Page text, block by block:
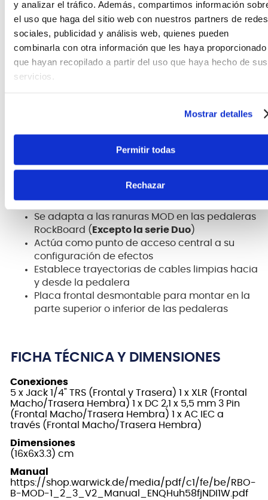
y analizar el tráfico. Además, compartimos información
el uso que haga del sitio web con nuestros partners de redes
sociales, publicidad y análisis web, quienes pueden
combinarla con otra información que les haya proporcionado
que hayan recopilado a partir del uso que haya hecho de sus
servicios.
Mostrar detalles
Permitir todas
Rechazar
RockBoard® MOD 1 V2
es una caja de paso a
de efectos de su amplificador, o como un punto de
conexiones TRS thru. La conexión XLR Thru se puede
utilizar como salida de señal desde su pedalera a
la consola o PA.
Características principales
Se adapta a las ranuras MOD en las pedaleras
RockBoard ( Excepto la serie Duo)
Actúa como punto de acceso central a su
configuración de efectos
Establece trayectorias de cables limpias hacia
y desde la pedalera
Placa frontal desmontable para montar en la
parte superior o inferior de las pedaleras
FICHA TÉCNICA Y DIMENSIONES
Conexiones
5 x Jack 1/4" TRS (Frontal y Trasera) 1 x XLR (Frontal
Macho/Trasera Hembra) 1 x DC 2,1 x 5,5 mm 3 Pin
(Frontal Macho/Trasera Hembra) 1 x AC IEC a
través (Frontal Macho/Trasera Hembra)
Dimensiones
(16x6x3.3) cm
Manual
https://shop.warwick.de/media/pdf/c1/fe/be/RBO-
B-MOD-1_2_3_V2_Manual_ENQHuh58fjNDI1W.pdf